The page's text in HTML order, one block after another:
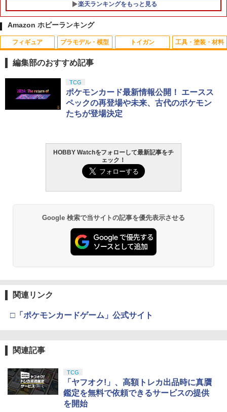
1
【当店独自で＋P10倍★要エントリー】
【中古】[MDL] Hot Wheels(ホットウィ
ール) HW DREAM GARAGE 1/64 CORV
ETTE STINGRAY(レッド) 完成品 ミニカ
ー(GHD06) マテル(20220328)
￥230
2
【当店独自で＋P10倍★要エントリー】
【中古】[MDL] Hot Wheels(ホットウィ
ール) 1/64 PORSCHE 911 GT3 #1(オレ
￥240
【当店独自で＋P10倍★要エントリー】
ール) HW SCREEN TIME 1/64 K.I.T.T.(ブ
ラック/フレイムパターン) 完成品 ミニカ
￥441
ズ タカラトミー(20260327)
5
【中古】[MDL] 05 トミカ 1/62 ホンダN
SX トミカくじ(tomicaくじ) 第3弾 ミニ
カー プライズ タカラトミー(20260327)
1
【当店独自で＋P10倍★要エントリー】
【中古】[FIG] 藤田ことね(ふじたことね)
学園アイドルマスター ESPRESTO-Hear
t bouquet-藤田ことね フィギュア プラ
イズ(2809349) バンプレスト(20260611)
￥702
2
【当店独自で＋P10倍★要エントリー】
【中古】[FIG] 無陀野無人(むだのないと)
桃源暗鬼 28Fig フィギュア プライズ(45
￥756
2026年11月予約 ガチャ【惑星球体めじ
るしチャーム2 コンプリート 6種セット
￥1,880
52TOYS BLINDBOX ディズニープリン
楽天ランキングをもっと見る
1
RC スーパーモデルカー2 1：16 ラジコ
ン おもちゃ オモチャ 玩具 スポーツカー
レーシングカー スーパーカー ラジコン
誕生日 進級 プレゼント ギフト ビンゴ
￥1,100
2mmアルミロックナット（ブラック5
個） 95719 ミニ四駆パーツ【予約】
￥495
アンパンマン ミニおふろセット おもち
ゃ こども 子供 知育 勉強 3歳
￥1,980
￥2,035
￥1,280
Amazon ホビーランキング
フィギュア
K トランスフォーマー ニューレジェンズ
NL-07 サウンドウェーブ 可動フィギュア
￥4,440
TAMASHII NATIONS S.H.フィギュアー
ツ ONE PIECE シャンクス -マリンフォ
ード頂上決戦- 約165mm PVC&ABS&布
TAMASHII NATIONS S.H.フィギュアー
ツ（真骨彫製法） 仮面ライダーBLACK
RX 約150mm PVC&ABS&布製 塗装済み
4
TAMASHII NATIONS S.H.フィギュアー
52TOYS BLINDBOX ディズニー プリン
セス On the Run シリーズ ブラインドボ
プラモデル・模型
30MS SIS-J00 メルンジャ[カラーA] 色
分け済みプラモデル
￥4,200
HG 機動戦士ガンダム00 グラハム専用ユ
ニオンフラッグカスタム 1/144スケール
色分け済みプラモデル
￥1,800
BANDAI SPIRITS(バンダイ スピリッツ)
30MS Fate/Grand Order アルトリア・
キャスター 色分け済みプラモデル
30MS SIS-H00 セスティエ[カラーC] 色
分け済みプラモデル
5
HGAW 機動新世紀ガンダムX ガンダムエ
アマスター 1/144スケール 色分け済みプ
ラモデル
トイガン
ト ガバメント HG 18歳以上エアーHOP
ハンドガン
￥3,384
東京マルイ (TOKYO MARUI) ガスブロー
バックマシンガン No.14 20式 5.56mm
小銃 18歳以上 ガスブローバック
￥196,000
東京マルイ(TOKYO MARUI) No.21 H&K
USP HG 18歳以上エアーHOPハンドガン
￥3,409
4
￥4,761
￥3,815
工具・塗装・材料
プレミアム 220ml
￥962
GSIクレオス Mr.トップコート 水性プレ
ミアムトップコートスプレー 光沢 88ml
ホビー用仕上材 B601
￥748
タミヤ クラフトツールシリーズ No.123
先細薄刃ニッパー (ゲートカット用) プラ
モデル用工具 74123
型用接着剤 87003
5
ミアムトップコートスプレー つや消し 8
8ml ホビー用仕上材 B603
￥710
編集部のおすすめ記事
TCG
ポケモンカード最新情報公開！ エースス
ペックの再登場や未来、古代のポケモン
たちが登場決定
HOBBY Watchをフォローして最新記事をチ
ェック！
Google 検索で当サイトの記事を優先表示させる
関連リンク
□「ポケモンカードゲーム」公式サイト
関連記事
TCG
「ヤフオク!」、高額トレカ出品時に真贋
鑑定を無料で依頼できるサービスの提供
を開始